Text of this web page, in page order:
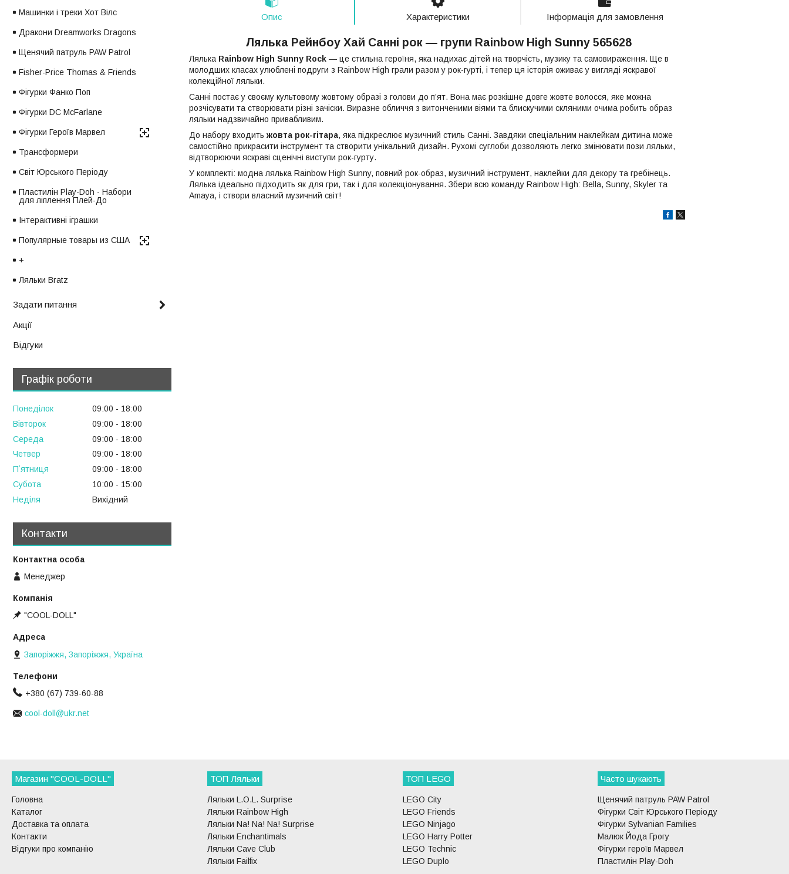
Опис Характеристики Інформація для замовлення
Лялька Рейнбоу Хай Санні рок — групи Rainbow High Sunny 565628
Лялька Rainbow High Sunny Rock — це стильна героїня, яка надихає дітей на творчість, музику та самовираження. Ще в
молодших класах улюблені подруги з Rainbow High грали разом у рок-гурті, і тепер ця історія оживає у вигляді яскравої
колекційної ляльки.
Санні постає у своєму культовому жовтому образі з голови до п’ят. Вона має розкішне довге жовте волосся, яке можна
розчісувати та створювати різні зачіски. Виразне обличчя з витонченими віями та блискучими скляними очима робить образ
ляльки надзвичайно привабливим.
До набору входить жовта рок-гітара, яка підкреслює музичний стиль Санні. Завдяки спеціальним наклейкам дитина може
самостійно прикрасити інструмент та створити унікальний дизайн. Рухомі суглоби дозволяють легко змінювати пози ляльки,
відтворюючи яскраві сценічні виступи рок-гурту.
У комплекті: модна лялька Rainbow High Sunny, повний рок-образ, музичний інструмент, наклейки для декору та гребінець.
Лялька ідеально підходить як для гри, так і для колекціонування. Збери всю команду Rainbow High: Bella, Sunny, Skyler та
Amaya, і створи власний музичний світ!
Машинки і треки Хот Вілс
Дракони Dreamworks Dragons
Щенячий патруль PAW Patrol
Fisher-Price Thomas & Friends
Фігурки Фанко Поп
Фігурки DC McFarlane
Фігурки Героїв Марвел
Трансформери
Світ Юрського Періоду
Пластилін Play-Doh - Набори
для ліплення Плей-До
Інтерактивні іграшки
Популярные товары из США
+
Ляльки Bratz
Задати питання
Акції
Відгуки
Графік роботи
Понеділок 09:00
18:00
Вівторок
09:00
18:00
Середа
09:00
18:00
Четвер
09:00
18:00
Пʼятниця
09:00
18:00
Субота
10:00
15:00
Неділя
Вихідний
Контакти
Менеджер
"COOL-DOLL"
Запоріжжя, Запоріжжя, Україна
+380 (67) 739-60-88
cool-doll@ukr.net
Магазин "COOL-DOLL"
Головна
Каталог
Доставка та оплата
Контакти
Відгуки про компанію
ТОП Ляльки
Ляльки L.O.L. Surprise
Ляльки Rainbow High
Ляльки Na! Na! Na! Surprise
Ляльки Enchantimals
Ляльки Cave Club
Ляльки Failfix
ТОП LEGO
LEGO City
LEGO Friends
LEGO Ninjago
LEGO Harry Potter
LEGO Technic
LEGO Duplo
Часто шукають
Щенячий патруль PAW Patrol
Фігурки Світ Юрського Періоду
Фігурки Sylvanian Families
Малюк Йода Грогу
Фігурки героїв Марвел
Пластилін Play-Doh